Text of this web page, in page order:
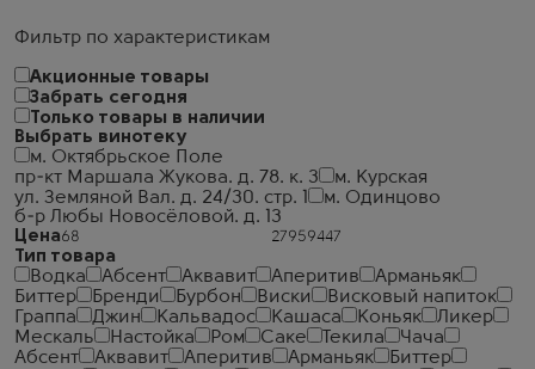
Фильтр по характеристикам
Акционные товары
Забрать сегодня
Только товары в наличии
Выбрать винотеку
м. Октябрьское Поле
пр-кт Маршала Жукова. д. 78. к. 3
м. Курская
ул. Земляной Вал. д. 24/30. стр. 1
м. Одинцово
б-р Любы Новосёловой. д. 13
Цена
Тип товара
Водка
Абсент Аквавит Аперитив
Арманьяк
Биттер
Бренди Бурбон Виски
Висковый напиток
Граппа
Джин Кальвадос Кашаса Коньяк
Ликер
Мескаль
Настойка Ром Саке Текила
Чача
Абсент
Аквавит Аперитив Арманьяк
Биттер